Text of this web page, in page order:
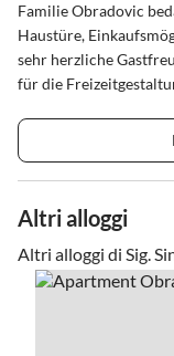
Familie Obradovic
Haustüre,
sehr herzliche
für die
Altri alloggi
Altri alloggi di Sig.